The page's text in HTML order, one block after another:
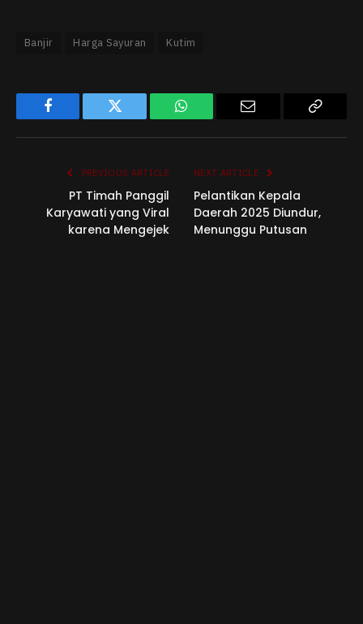
Banjir Harga Sayuran Kutim
Facebook Twitter WhatsApp Email
Copy
PREVIOUS ARTICLE
PT Timah Panggil
Karyawati yang Viral
karena Mengejek
NEXT ARTICLE
Pelantikan Kepala
Daerah 2025 Diundur,
Menunggu Putusan